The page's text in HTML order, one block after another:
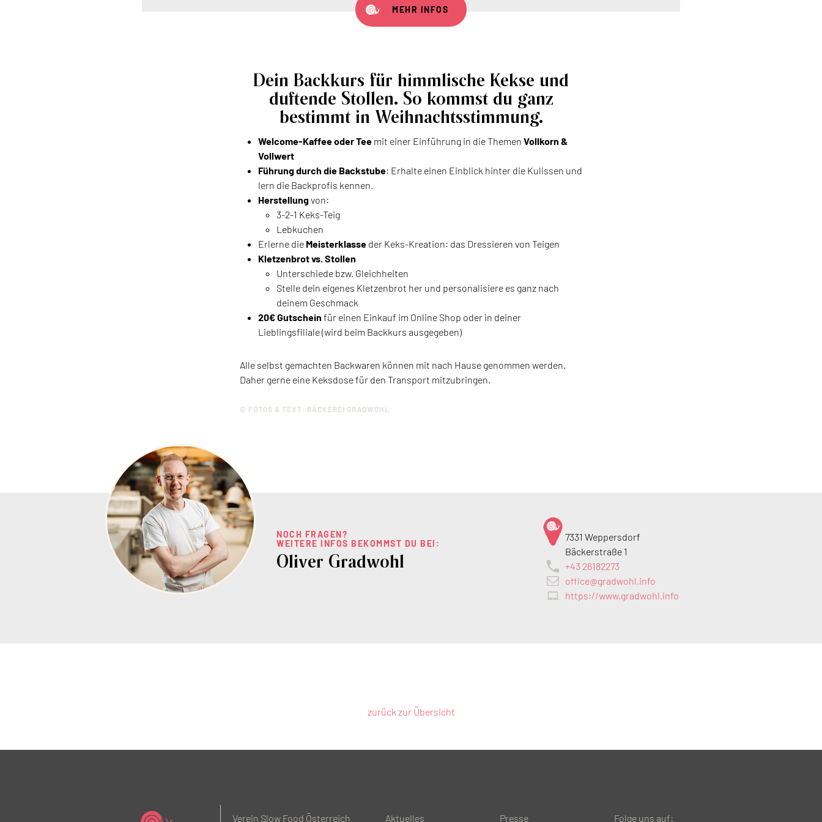
MEHR INFOS
Dein Backkurs für himmlische Kekse und
duftende Stollen. So kommst du ganz
bestimmt in Weihnachtsstimmung.
Welcome-Kaffee oder Tee mit einer Einführung in die Themen Vollkorn &
Vollwert
Führung durch die Backstube: Erhalte einen Einblick hinter die Kulissen und
lern die Backprofis kennen.
Herstellungvon:
3-2-1 Keks-Teig
Lebkuchen
Erlerne die Meisterklasse der Keks-Kreation: das Dressieren von Teigen
Kletzenbrot vs. Stollen
Unterschiede bzw. Gleichheiten
Stelle dein eigenes Kletzenbrot her und personalisiere es ganz nach
deinem Geschmack
20€ Gutschein für einen Einkauf im Online Shop oder in deiner
Lieblingsfiliale (wird beim Backkurs ausgegeben)
Alle selbst gemachten Backwaren können mit nach Hause genommen werden.
Daher gerne eine Keksdose für den Transport mitzubringen.
© FOTOS & TEXT: BÄCKEREI GRADWOHL
NOCH FRAGEN?
WEITERE INFOS BEKOMMST DU BEI:
Oliver Gradwohl
7331 Weppersdorf
Bäckerstraße 1
+43 26182273
office@gradwohl.info
https://www.gradwohl.info
zurück zur Übersicht
Verein Slow Food Österreich Aktuelles Presse Folge uns auf: